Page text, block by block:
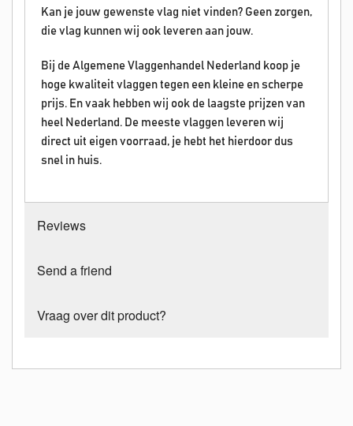
Kan je jouw gewenste vlag niet vinden? Geen zorgen,
die vlag kunnen wij ook leveren aan jouw.
Bij de Algemene Vlaggenhandel Nederland koop je
hoge kwaliteit vlaggen tegen een kleine en scherpe
prijs. En vaak hebben wij ook de laagste prijzen van
heel Nederland. De meeste vlaggen leveren wij
direct uit eigen voorraad, je hebt het hierdoor dus
snel in huis.
Reviews
Send a friend
Vraag over dit product?